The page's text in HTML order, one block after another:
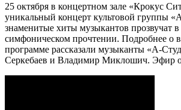
25 октября в концертном зале «Крокус
уникальный концерт культовой группы
знаменитые хиты музыкантов прозвучат
симфоническом прочтении. Подробнее о
программе рассказали музыканты «А-
Серкебаев и Владимир Миклошич. Эфир